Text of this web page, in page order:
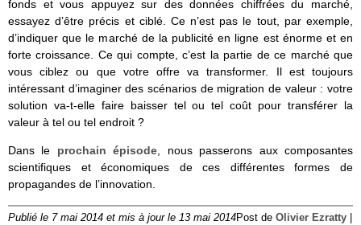
fonds et vous appuyez sur des données chiffrées du marché,
essayez d’être précis et ciblé. Ce n’est pas le tout, par exemple,
d’indiquer que le marché de la publicité en ligne est énorme et en
forte croissance. Ce qui compte, c’est la partie de ce marché que
vous ciblez ou que votre offre va transformer. Il est toujours
intéressant d’imaginer des scénarios de migration de valeur : votre
solution va-t-elle faire baisser tel ou tel coût pour transférer la
valeur à tel ou tel endroit ?
Dans le prochain épisode, nous passerons aux composantes
scientifiques et économiques de ces différentes formes de
propagandes de l’innovation.
Publié le 7 mai 2014 et mis à jour le 13 mai 2014Post de Olivier Ezratty